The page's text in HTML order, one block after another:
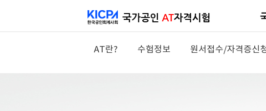
AT란? 수험정보 원서접수/자격증신